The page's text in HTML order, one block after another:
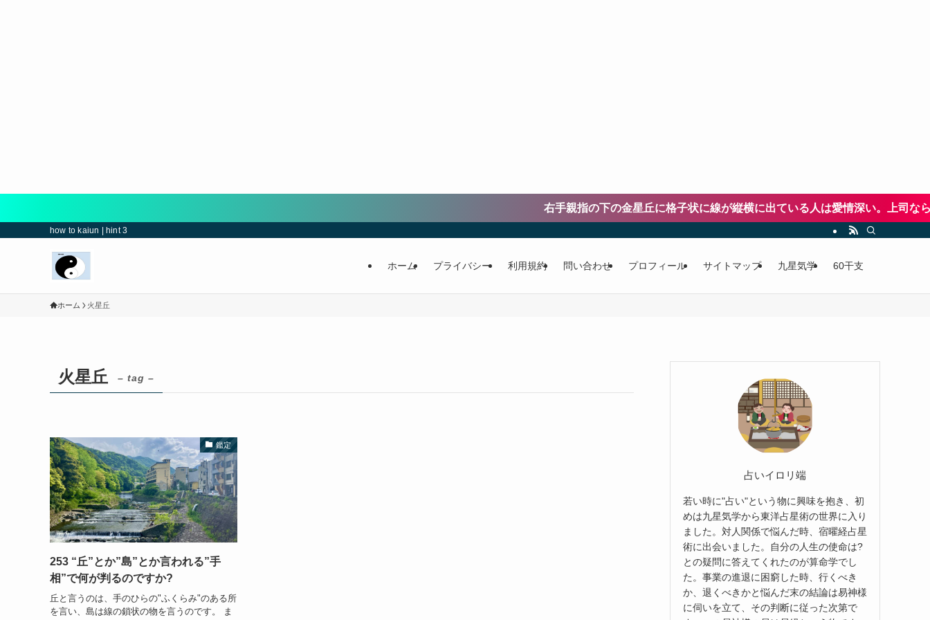
右手親指の下の金星丘に格子状に線が縦横に出ている人は愛情深い。上司なら配
how to kaiun | hint 3
ホーム プライバシー 利用規約 問い合わせ プロフィール サイトマップ 九星気学 60干支
ホーム 火星丘
火星丘 – tag –
鑑定
253 “丘”とか”島”とか言われる”手
相”で何が判るのですか?
丘と言うのは、手のひらの"ふくらみ"のある所
を言い、島は線の鎖状の物を言うのです。 ま
占いイロリ端
若い時に"占い"という物に興味を抱き、初
めは九星気学から東洋占星術の世界に入り
ました。対人関係で悩んだ時、宿曜経占星
術に出会いました。自分の人生の使命は?
との疑問に答えてくれたのが算命学でし
た。事業の進退に困窮した時、行くべき
か、退くべきかと悩んだ末の結論は易神様
に伺いを立て、その判断に従った次第で